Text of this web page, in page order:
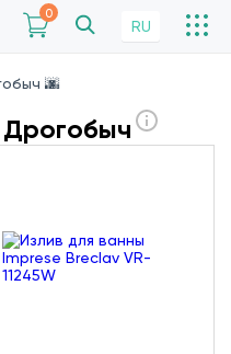
0
RU
🌆
Дрогобыч